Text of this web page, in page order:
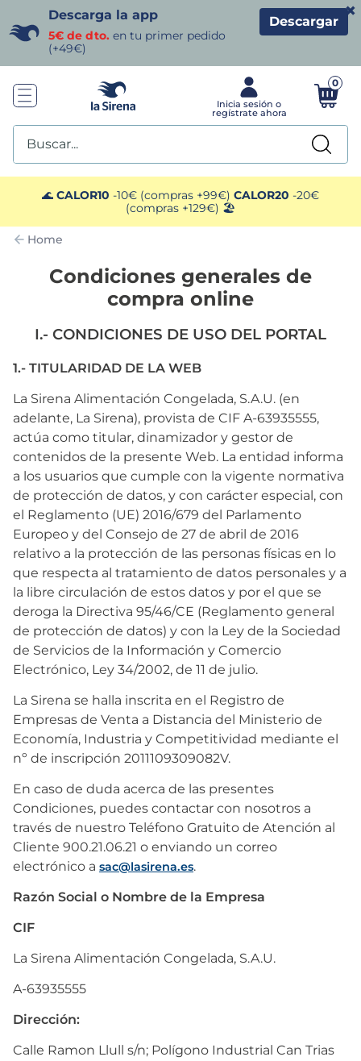
Descarga la app
5€ de dto. en tu primer pedido
(+49€)
Descargar
×
0
Buscar...
🌊 CALOR10 -10€ (compras +99€) CALOR20 -20€
(compras +129€) 🏖️
Home
Condiciones generales de
compra online
I.- CONDICIONES DE USO DEL PORTAL
1.- TITULARIDAD DE LA WEB
La Sirena Alimentación Congelada, S.A.U. (en
adelante, La Sirena), provista de CIF A-63935555,
actúa como titular, dinamizador y gestor de
contenidos de la presente Web. La entidad informa
a los usuarios que cumple con la vigente normativa
de protección de datos, y con carácter especial, con
el Reglamento (UE) 2016/679 del Parlamento
Europeo y del Consejo de 27 de abril de 2016
relativo a la protección de las personas físicas en lo
que respecta al tratamiento de datos personales y a
la libre circulación de estos datos y por el que se
deroga la Directiva 95/46/CE (Reglamento general
de protección de datos) y con la Ley de la Sociedad
de Servicios de la Información y Comercio
Electrónico, Ley 34/2002, de 11 de julio.
La Sirena se halla inscrita en el Registro de
Empresas de Venta a Distancia del Ministerio de
Economía, Industria y Competitividad mediante el
nº de inscripción 2011109309082V.
En caso de duda acerca de las presentes
Condiciones, puedes contactar con nosotros a
través de nuestro Teléfono Gratuito de Atención al
Cliente 900.21.06.21 o enviando un correo
electrónico a sac@lasirena.es.
Razón Social o Nombre de la Empresa
CIF
La Sirena Alimentación Congelada, S.A.U.
A-63935555
Dirección:
Calle Ramon Llull s/n; Polígono Industrial Can Trias
TÉRMINOS MÁS BUSCADOS
1. helados sirena
gambas
6. croquetas
8 listísimos
gambon
.